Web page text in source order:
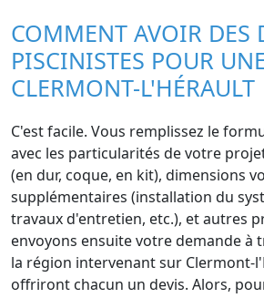
COMMENT AVOIR DES
PISCINISTES POUR
CLERMONT-L'HÉRAULT
C'est facile. Vous remplissez le
avec les particularités de votre
(en dur, coque, en kit), dimensions
supplémentaires (installation du
travaux d'entretien, etc.), et autres
envoyons ensuite votre demande à
la région intervenant sur Clermont-
offriront chacun un devis. Alors,